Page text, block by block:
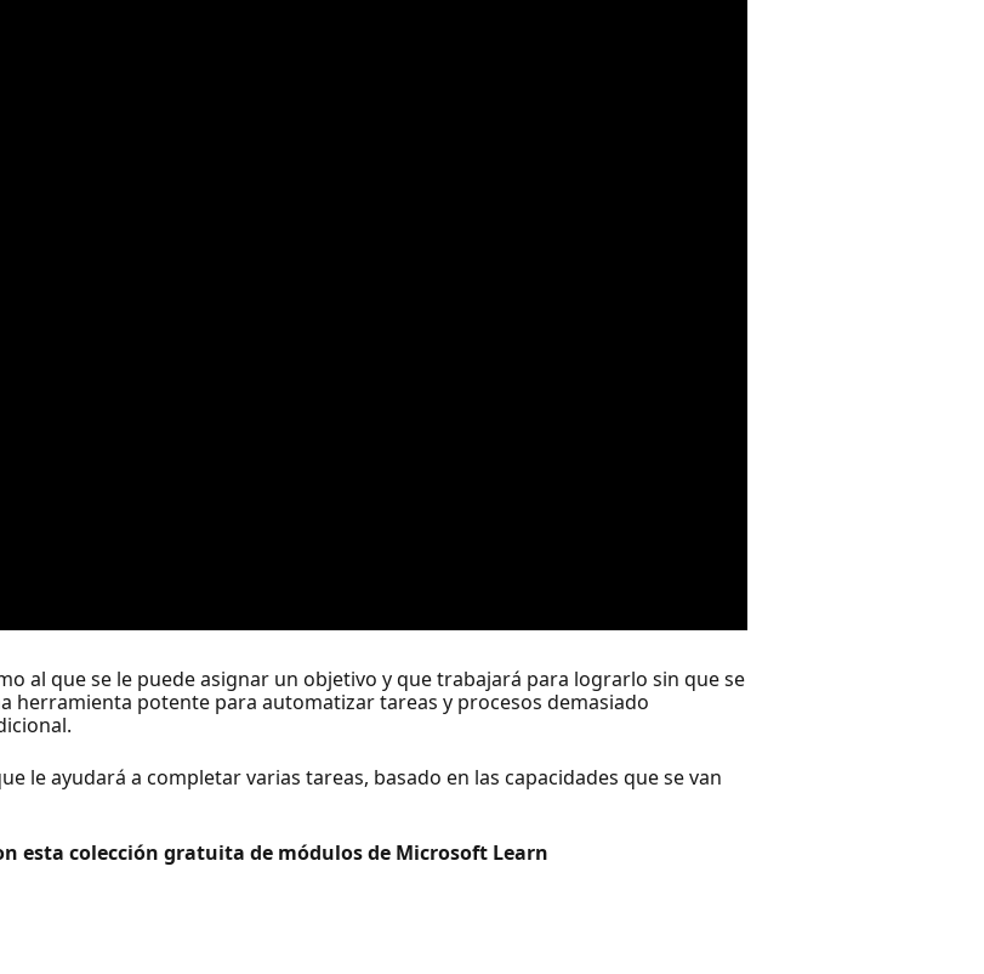
al que se le puede asignar un objetivo y que trabajará para lograrlo sin que se
herramienta potente para automatizar tareas y procesos demasiado
le ayudará a completar varias tareas, basado en las capacidades que se van
esta colección gratuita de módulos de Microsoft Learn